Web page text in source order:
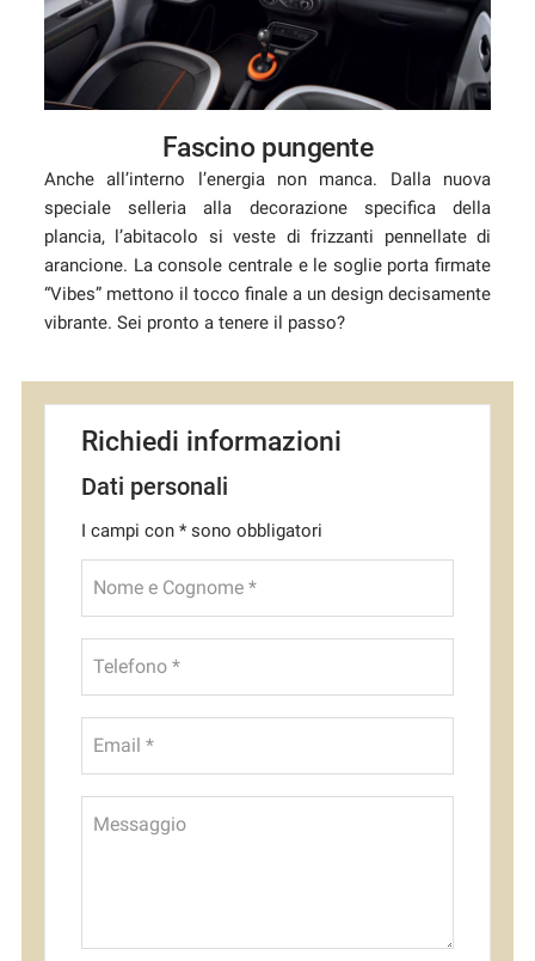
Fascino pungente
Anche all’interno l’energia non manca. Dalla nuova
speciale selleria alla decorazione specifica della
plancia, l’abitacolo si veste di frizzanti pennellate di
arancione. La console centrale e le soglie porta firmate
“Vibes” mettono il tocco finale a un design decisamente
vibrante. Sei pronto a tenere il passo?
Richiedi informazioni
Dati personali
I campi con * sono obbligatori
Nome e Cognome *
Telefono *
Email *
Messaggio